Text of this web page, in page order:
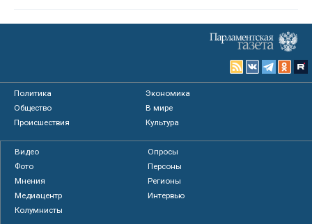
Политика
Экономика
Общество
В мире
Происшествия
Культура
Видео
Опросы
Фото
Персоны
Мнения
Регионы
Медиацентр
Интервью
Колумнисты